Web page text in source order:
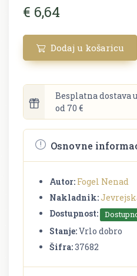
€ 6,64
Dodaj u košaricu
Besplatna dostava
od 70 €
Osnovne
Autor: Fogel Nenad
Nakladnik:
Dostupnost:
Stanje:Vrlo dobro
Šifra:37682